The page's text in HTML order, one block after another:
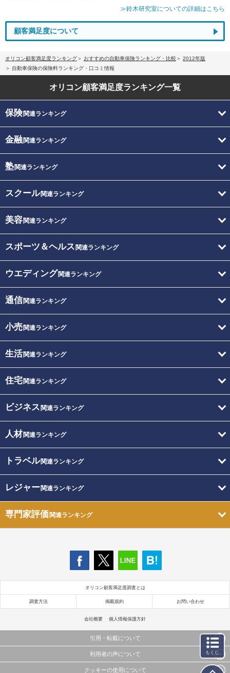
≫鈴木研究室についての詳細はこちら
顧客満足度について
オリコン顧客満足度ランキング おすすめの自動車保険ランキング・比較
2012年版
自動車保険の保険料ランキング・口コミ情報
オリコン顧客満足度ランキング一覧
保険関連ランキング
金融関連ランキング
塾関連ランキング
スクール関連ランキング
美容関連ランキング
スポーツ＆ヘルス 関連ランキング
ウエディング関連ランキング
通信関連ランキング
小売関連ランキング
生活関連ランキング
住宅関連ランキング
ビジネス 関連ランキング
人材関連ランキング
トラベル関連ランキング
レジャー関連ランキング
専門家評価関連ランキング
オリコン顧客満足度調査とは
調査方法 掲載規約 お問い合わせ
会社概要 個人情報保護方針
引用・転載について
当サイトで公開されている情報（文字、写真、イラスト、画像データ等）及びこれらの配置・
利用者の声について
当サイトに掲載している内容はすべてサービスの利用者が提出された見解・感想です。
クッキーの使用について
もくじ